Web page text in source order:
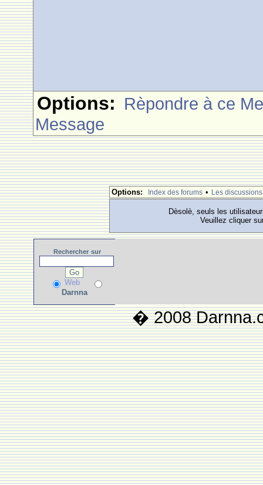
Options: Rèpondre à ce
Message
Options: Index des forums • Les discussions
Dèsolè, seuls les
Veuillez cliquer
Rechercher sur
Web
Darnna
� 2008